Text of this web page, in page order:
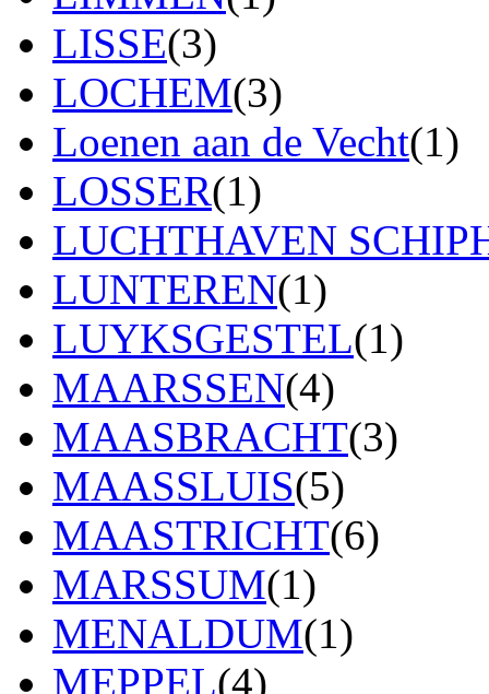
LISSE(3)
LOCHEM(3)
Loenen aan de Vecht(1)
LOSSER(1)
LUCHTHAVEN
LUNTEREN(1)
LUYKSGESTEL(1)
MAARSSEN(4)
MAASBRACHT(3)
MAASSLUIS(5)
MAASTRICHT(6)
MARSSUM(1)
MENALDUM(1)
MEPPEL(4)